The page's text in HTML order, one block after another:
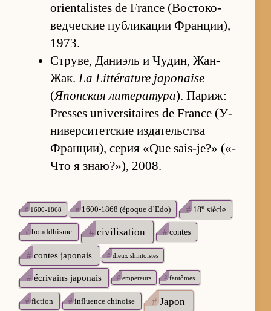
orientalistes de France (Вос­то­ко­
вед­че­ские пуб­ли­ка­ции Фран­ци­и),
1973.
Стру­ве, Да­ни­эль и Чу­дин, Жан-
Жак.La Littérature japonaise
(Япон­ская ли­те­ра­тура). Па­риж:
Presses universitaires de France (У­
ни­вер­си­тет­ские из­да­тель­ства
Фран­ци­и), се­рия «Que sais-je?» («­
Что я зна­ю?»), 2008.
#1600-1868 #1600-1868 (époque d’Edo) #18esiècle
# bouddhisme #civilisation #contes
#contes japonais #dieux shintoïstes
#écrivains japonais #empereurs #fantômes
#fiction #influence chinoise #Japon